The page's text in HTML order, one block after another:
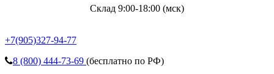
Склад 9:00-18:00 (мск)
+7(905)327-94-77
8 (800) 444-73-69 (бесплатно по РФ)